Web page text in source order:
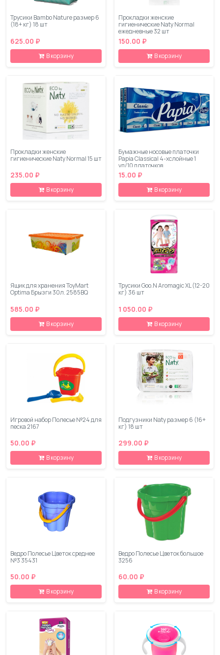
Трусики Bambo Nature размер 6
(18+ кг) 18 шт
625.00 ₽
В корзину
Прокладки женские
гигиенические Naty Normal
ежедневные 32 шт
150.00 ₽
В корзину
Прокладки женские
гигиенические Naty Normal 15 шт
235.00 ₽
В корзину
Бумажные носовые платочки
Papia Classical 4-хслойные 1
уп/10 платочков
15.00 ₽
В корзину
Ящик для хранения ToyMart
Optima Брызги 30л. 2585BQ
585.00 ₽
В корзину
Трусики Goo.N Aromagic XL (12-20
кг) 36 шт
1 050.00 ₽
В корзину
Игровой набор Полесье №24 для
песка 2167
50.00 ₽
В корзину
Подгузники Naty размер 6 (16+
кг) 18 шт
299.00 ₽
В корзину
Ведро Полесье Цветок среднее
№3 35431
50.00 ₽
В корзину
Ведро Полесье Цветок большое
3256
60.00 ₽
В корзину